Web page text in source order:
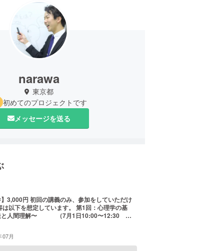
narawa
東京都
初めてのプロジェクトです
メッセージを送る
】3,000円 初回の講義のみ、参加をしていただけ
定しています。 第1回：心理学の基
と人間理解〜 （7月1日10:00〜12:30 @
07月